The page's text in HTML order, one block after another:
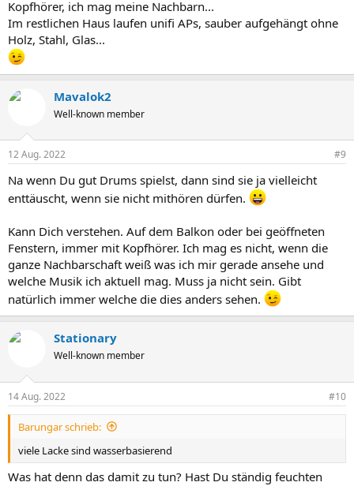
Kopfhörer, ich mag meine Nachbarn...
Im restlichen Haus laufen unifi APs, sauber aufgehängt ohne
Holz, Stahl, Glas...
Mavalok2
Well-known member
12 Aug. 2022 #9
Na wenn Du gut Drums spielst, dann sind sie ja vielleicht
enttäuscht, wenn sie nicht mithören dürfen.
Kann Dich verstehen. Auf dem Balkon oder bei geöffneten
Fenstern, immer mit Kopfhörer. Ich mag es nicht, wenn die
ganze Nachbarschaft weiß was ich mir gerade ansehe und
welche Musik ich aktuell mag. Muss ja nicht sein. Gibt
natürlich immer welche die dies anders sehen.
Stationary
Well-known member
14 Aug. 2022 #10
Barungar schrieb:
viele Lacke sind wasserbasierend
Was hat denn das damit zu tun? Hast Du ständig feuchten